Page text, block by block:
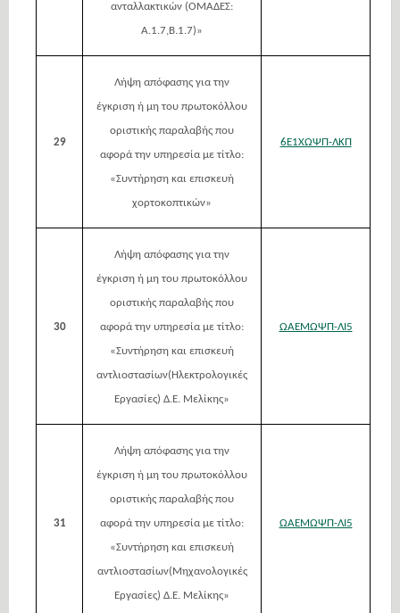
ανταλλακτικών (ΟΜΑΔΕΣ:
Α.1.7,Β.1.7)»
29
Λήψη απόφασης για την
έγκριση ή μη του πρωτοκόλλου
οριστικής παραλαβής που
αφορά την υπηρεσία με τίτλο:
«Συντήρηση και επισκευή
χορτοκοπτικών»
6Ε1ΧΩΨΠ-ΛΚΠ
30
Λήψη απόφασης για την
έγκριση ή μη του πρωτοκόλλου
οριστικής παραλαβής που
αφορά την υπηρεσία με τίτλο:
«Συντήρηση και επισκευή
αντλιοστασίων(Ηλεκτρολογικές
Εργασίες) Δ.Ε. Μελίκης»
ΩΑΕΜΩΨΠ-ΛΙ5
31
Λήψη απόφασης για την
έγκριση ή μη του πρωτοκόλλου
οριστικής παραλαβής που
αφορά την υπηρεσία με τίτλο:
«Συντήρηση και επισκευή
αντλιοστασίων(Μηχανολογικές
Εργασίες) Δ.Ε. Μελίκης»
ΩΑΕΜΩΨΠ-ΛΙ5